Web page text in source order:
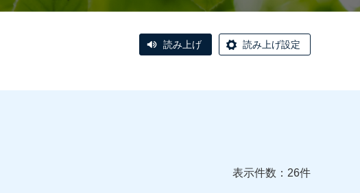
読み上げ 読み上げ設定
表示件数：26件